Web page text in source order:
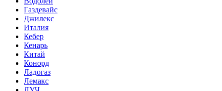
Газдевайс
Джилекс
Италия
Кебер
Кенарь
Китай
Конорд
Ладогаз
Лемакс